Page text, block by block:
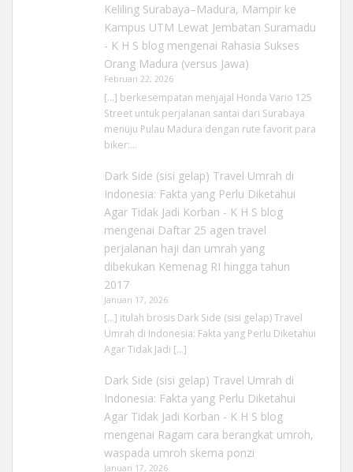
Keliling Surabaya–Madura, Mampir ke
Kampus UTM Lewat Jembatan Suramadu
- K H S blogmengenai Rahasia Sukses
Orang Madura (versus Jawa)
Februari 22, 2026
[…] berkesempatan menjajal Honda Vario 125
Street untuk perjalanan santai dari Surabaya
menuju Pulau Madura dengan rute favorit para
biker:…
Dark Side (sisi gelap) Travel Umrah di
Indonesia: Fakta yang Perlu Diketahui
Agar Tidak Jadi Korban - K H S blog
mengenai Daftar 25 agen travel
perjalanan haji dan umrah yang
dibekukan Kemenag RI hingga tahun
2017
Januari 17, 2026
[…] itulah brosis Dark Side (sisi gelap) Travel
Umrah di Indonesia: Fakta yang Perlu Diketahui
Agar Tidak Jadi […]
Dark Side (sisi gelap) Travel Umrah di
Indonesia: Fakta yang Perlu Diketahui
Agar Tidak Jadi Korban - K H S blog
mengenai Ragam cara berangkat umroh,
waspada umroh skema ponzi
Januari 17, 2026